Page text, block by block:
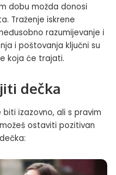
dobu možda donosi
Traženje iskrene
razumijevanje i
i poštovanja ključni su
koja će trajati.
dečka
izazovno, ali s pravim
ostaviti pozitivan